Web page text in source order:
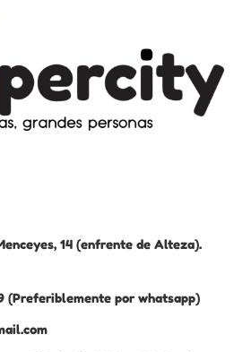
14 (enfrente de Alteza).
(Preferiblemente por whatsapp)